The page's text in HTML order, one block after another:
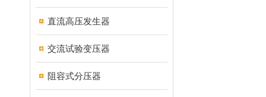
直流高压发生器
交流试验变压器
阻容式分压器